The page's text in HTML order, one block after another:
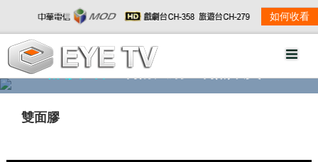
如何收看
精彩影音 劇情大綱
雙面膠